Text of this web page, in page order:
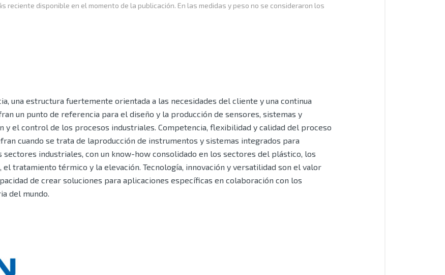
reciente disponible en el momento de la publicación. En las medidas y peso no se consideraron los
una estructura fuertemente orientada a las necesidades del cliente y una continua
un punto de referencia para el diseño y la producción de sensores, sistemas y
y el control de los procesos industriales. Competencia, flexibilidad y calidad del proceso
cuando se trata de laproducción de instrumentos y sistemas integrados para
industriales, con un know-how consolidado en los sectores del plástico, los
tratamiento térmico y la elevación. Tecnología, innovación y versatilidad son el valor
de crear soluciones para aplicaciones específicas en colaboración con los
del mundo.